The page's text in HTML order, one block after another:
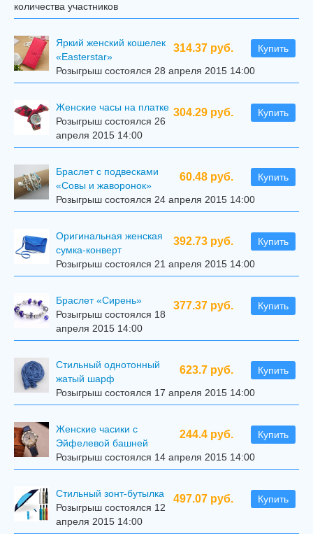
количества участников
314.37 руб. Купить
Яркий женский кошелек
«Easterstar»
Розыгрыш состоялся 28 апреля 2015 14:00
304.29 руб. Купить
Женские часы на платке
Розыгрыш состоялся 26
апреля 2015 14:00
60.48 руб. Купить
Браслет с подвесками
«Совы и жаворонок»
Розыгрыш состоялся 24 апреля 2015 14:00
392.73 руб. Купить
Оригинальная женская
сумка-конверт
Розыгрыш состоялся 21 апреля 2015 14:00
377.37 руб. Купить
Браслет «Сирень»
Розыгрыш состоялся 18
апреля 2015 14:00
623.7 руб. Купить
Стильный однотонный
жатый шарф
Розыгрыш состоялся 17 апреля 2015 14:00
244.4 руб. Купить
Женские часики с
Эйфелевой башней
Розыгрыш состоялся 14 апреля 2015 14:00
497.07 руб. Купить
Стильный зонт-бутылка
Розыгрыш состоялся 12
апреля 2015 14:00